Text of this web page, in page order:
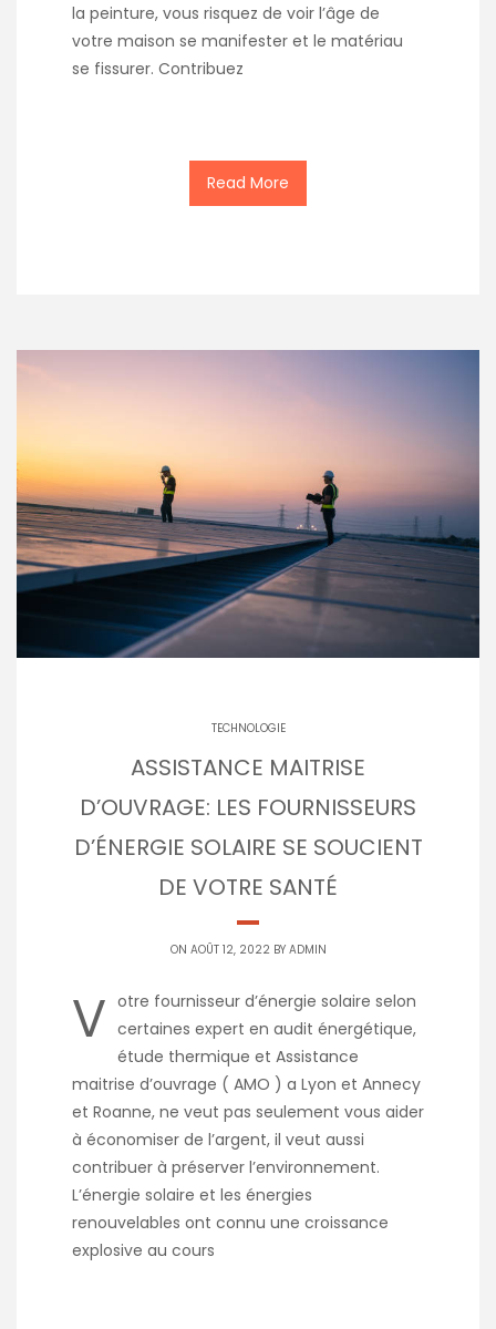
la peinture, vous risquez de voir l’âge de
votre maison se manifester et le matériau
se fissurer. Contribuez
Read More
TECHNOLOGIE
ASSISTANCE MAITRISE
D’OUVRAGE: LES FOURNISSEURS
D’ÉNERGIE SOLAIRE SE SOUCIENT
DE VOTRE SANTÉ
ON AOÛT 12, 2022 BY ADMIN
V otre fournisseur d’énergie solaire selon
certaines expert en audit énergétique,
étude thermique et Assistance
maitrise d’ouvrage ( AMO ) a Lyon et Annecy
et Roanne, ne veut pas seulement vous aider
à économiser de l’argent, il veut aussi
contribuer à préserver l’environnement.
L’énergie solaire et les énergies
renouvelables ont connu une croissance
explosive au cours